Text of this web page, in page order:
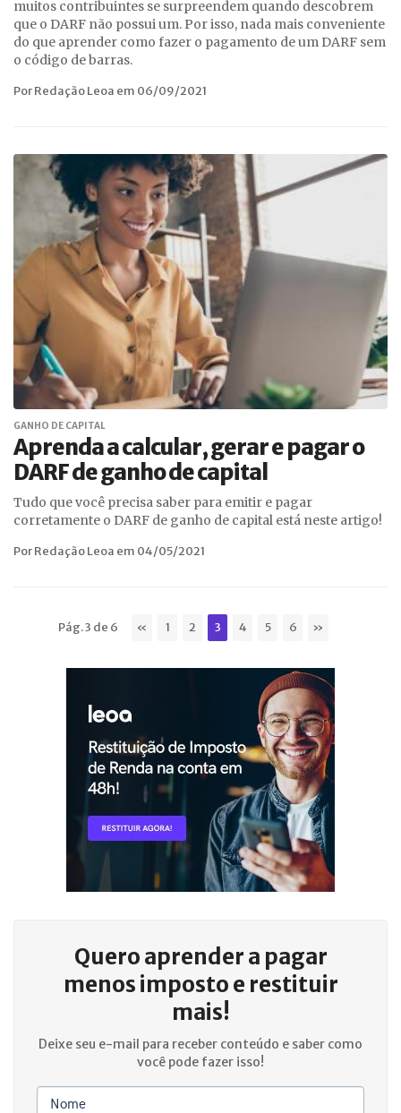
muitos contribuintes se surpreendem quando descobrem
que o DARF não possui um. Por isso, nada mais conveniente
do que aprender como fazer o pagamento de um DARF sem
o código de barras.
Por Redação Leoa em 06/09/2021
GANHO DE CAPITAL
Aprenda a calcular, gerar e pagar o
DARF de ganho de capital
Tudo que você precisa saber para emitir e pagar
corretamente o DARF de ganho de capital está neste artigo!
Por Redação Leoa em 04/05/2021
Pág. 3 de 6 « 1 2 3 4 5 6 »
Quero aprender a pagar
menos imposto e restituir
mais!
Deixe seu e-mail para receber conteúdo e saber como
você pode fazer isso!
Nome